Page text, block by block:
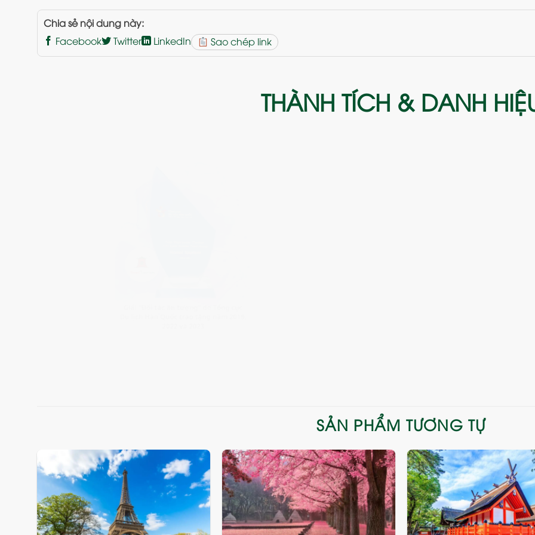
Chia sẻ nội dung này:
Facebook
Twitter LinkedIn Sao chép link
THÀNH TÍCH & DANH
SẢN PHẨM TƯƠNG TỰ
Add
to
wishlist
Add
to
wishlist